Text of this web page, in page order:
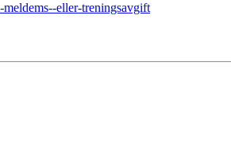
eller-treningsavgift